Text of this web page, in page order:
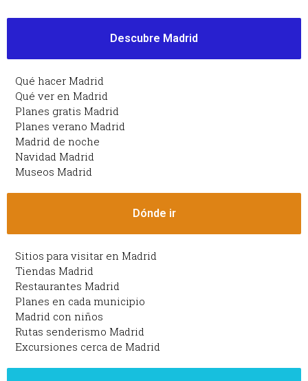
Descubre Madrid
Qué hacer Madrid
Qué ver en Madrid
Planes gratis Madrid
Planes verano Madrid
Madrid de noche
Navidad Madrid
Museos Madrid
Dónde ir
Sitios para visitar en Madrid
Tiendas Madrid
Restaurantes Madrid
Planes en cada municipio
Madrid con niños
Rutas senderismo Madrid
Excursiones cerca de Madrid